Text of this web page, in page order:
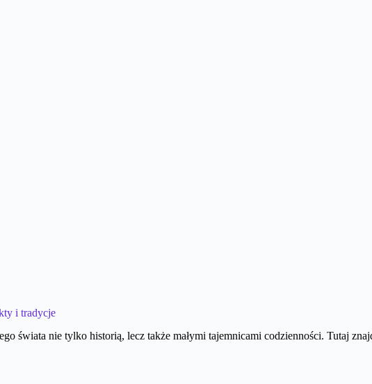
i tradycje
świata nie tylko historią, lecz także małymi tajemnicami codzienności. Tutaj